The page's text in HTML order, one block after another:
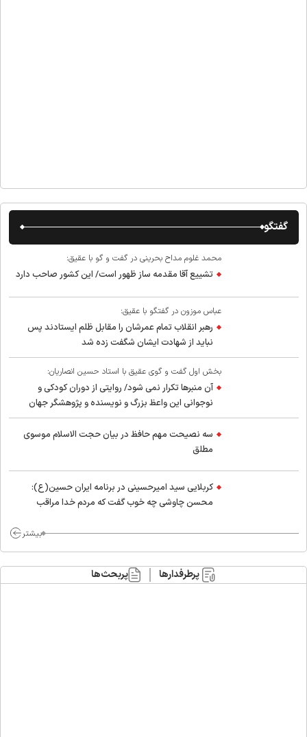
گفتگو
محمد غلوم مداح بحرینی در گفت و گو با عقیق:
تشییع آقا مقدمه ساز ظهور است/ این کشور صاحب دارد
عباس موزون در گفتگو با عقیق:
رهبر انقلاب تمام عمرشان را مقابل ظلم ایستادند پس
نباید از شهادت ایشان شگفت زده شد
بخش اول گفت و گوی عقیق با استاد حسین انصاریان:
آن منبرها تکرار نمی شود/ روایتی از دوران کودکی و
نوجوانی این واعظ بزرگ و نویسنده و پژوهشگر جهان
اسلام
سه نصیحت مهم حافظ در بیان حجت الاسلام موسوی
مطلق
کربلایی سید امیر‌حسینی در برنامه ایران حسین(ع):
محسن چاوشی چه خوب گفت که مردم خدا مراقب
بیشتر
پرطرفدارها پربحث‌ها